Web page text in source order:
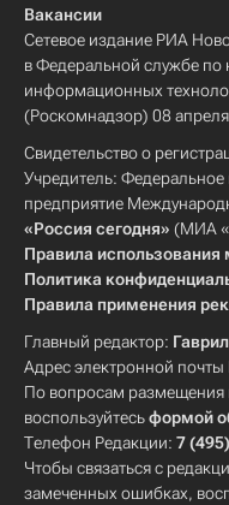
Вакансии
Сетевое издание РИА
в Федеральной службе по
информационных
(Роскомнадзор) 08
Свидетельство о
Учредитель: Федеральное
предприятие
«Россия сегодня» (МИА
Правила использования
Политика
Правила применения
Главный редактор:
Адрес электронной почты
По вопросам размещения
воспользуйтесьформой
Телефон Редакции: 7
Чтобы связаться с
замеченных ошибках,